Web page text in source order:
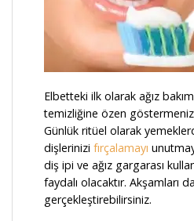
Elbetteki ilk olarak ağız
temizliğine özen
Günlük ritüel olarak
dişlerinizi fırçalamayı
diş ipi ve ağız gargarası
faydalı olacaktır. Akşamları
gerçekleştirebilirsiniz.